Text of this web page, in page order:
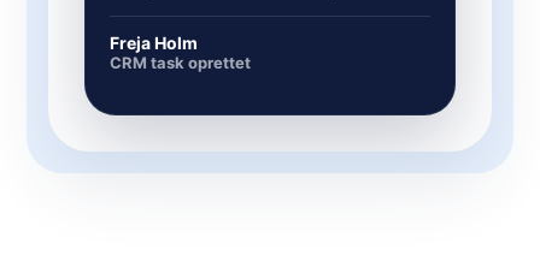
Freja Holm
CRM task oprettet